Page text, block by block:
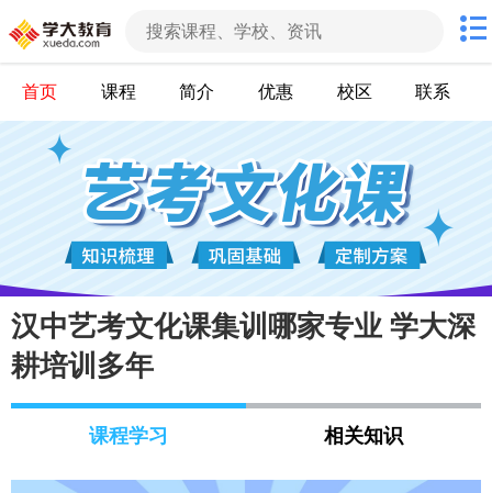
首页 课程 简介 优惠 校区 联系
汉中艺考文化课集训哪家专业 学大深
耕培训多年
课程学习 相关知识